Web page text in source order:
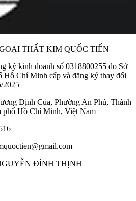
THẤT KIM QUỐC TIẾN
ký kinh doanh số 0318800255 do Sở
Hồ Chí Minh cấp và đăng ký thay đổi
2025
Định Của, Phường An Phú, Thành
Hồ Chí Minh, Việt Nam
ĐÌNH THỊNH